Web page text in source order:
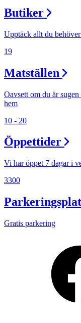
Magasin
Presentkort
Butiker
Upptäck allt du
19
Matställen
Oavsett om du är
hem
10 - 20
Öppettider
Vi har öppet 7 dagar i
3300
Gratis parkering